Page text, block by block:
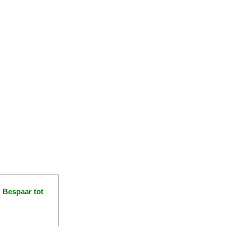
Bespaar tot